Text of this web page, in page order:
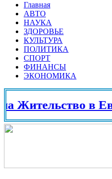
Главная
АВТО
НАУКА
ЗДОРОВЬЕ
КУЛЬТУРА
ПОЛИТИКА
СПОРТ
ФИНАНСЫ
ЭКОНОМИКА
в